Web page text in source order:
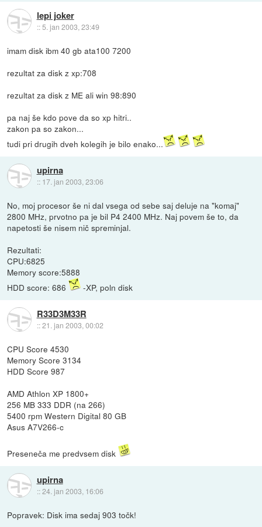
lepi joker
::5. jan 2003, 23:49
imam disk ibm 40 gb ata100 7200
rezultat za disk z xp:708
rezultat za disk z ME ali win 98:890
pa naj še kdo pove da so xp hitri..
zakon pa so zakon...
tudi pri drugih dveh kolegih je bilo enako...
upirna
:: 17. jan 2003, 23:06
No, moj procesor še ni dal vsega od sebe saj deluje na "komaj"
2800 MHz, prvotno pa je bil P4 2400 MHz. Naj povem še to, da
napetosti še nisem nič spreminjal.
Rezultati:
CPU:6825
Memory score:5888
HDD score: 686
-XP, poln disk
R33D3M33R
::21. jan 2003, 00:02
CPU Score 4530
Memory Score 3134
HDD Score 987
AMD Athlon XP 1800+
256 MB 333 DDR (na 266)
5400 rpm Western Digital 80 GB
Asus A7V266-c
Preseneča me predvsem disk
upirna
::24. jan 2003, 16:06
Popravek: Disk ima sedaj 903 točk!